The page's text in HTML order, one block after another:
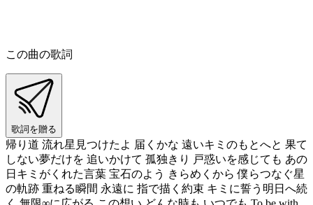
この曲の歌詞
歌詞を贈る
帰り道 流れ星見つけたよ 届くかな 遠いキミのもとへと 果て
しない夢だけを 追いかけて 孤独きり 戸惑いを感じても あの
日キミがくれた言葉 宝石のよう きらめくから 僕らつなぐ星
の軌跡 重ねる瞬間 永遠に 指で描く約束 キミに誓う明日へ続